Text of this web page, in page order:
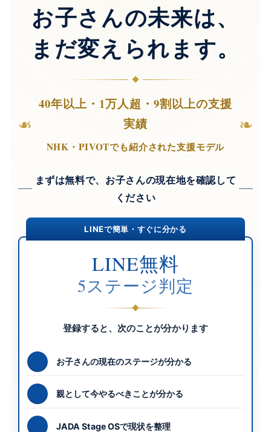
お子さんの未来は、
まだ変えられます。
❧
40年以上・1万人超・9割以上の支援
実績
NHK・PIVOTでも紹介された支援モデル
❧
まずは無料で、お子さんの現在地を確認して
ください
LINEで簡単・すぐに分かる
LINE無料
5ステージ判定
登録すると、次のことが分かります
お子さんの現在のステージが分かる
親として今やるべきことが分かる
JADA Stage OSで現状を整理